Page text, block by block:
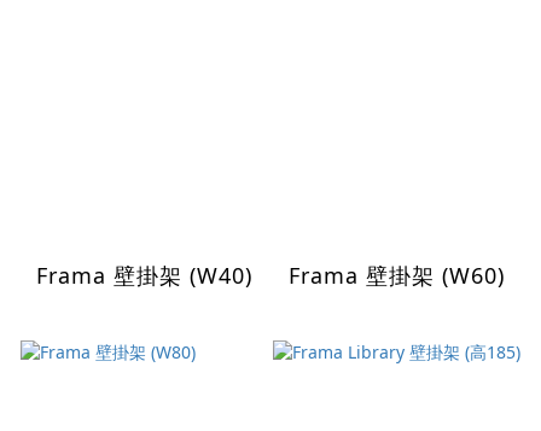
Frama 壁掛架 (W40) Frama 壁掛架 (W60)